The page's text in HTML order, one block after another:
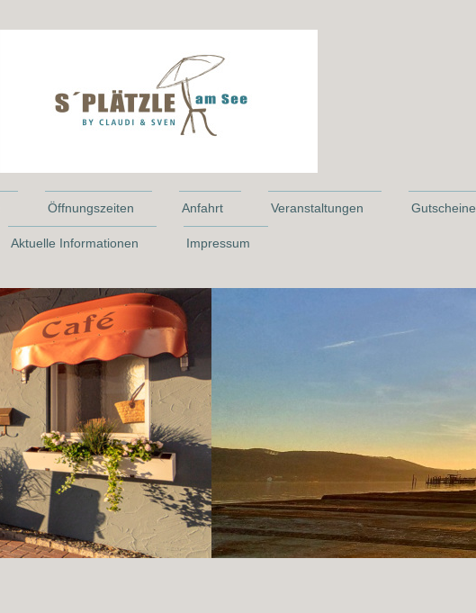
Öffnungszeiten Anfahrt Veranstaltungen Gutscheine
Aktuelle Informationen Impressum